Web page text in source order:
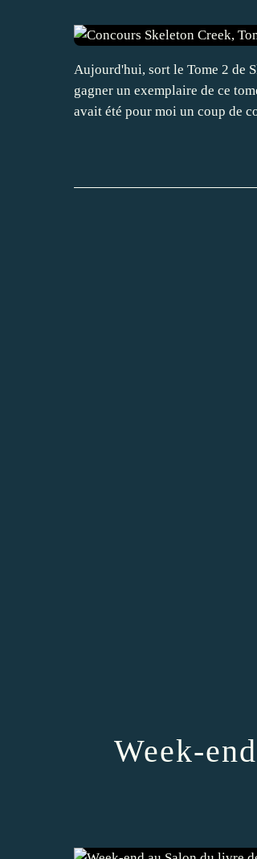
Aujourd'hui, sort le Tome 2 de
gagner un exemplaire de ce
avait été pour moi un coup de
Week-